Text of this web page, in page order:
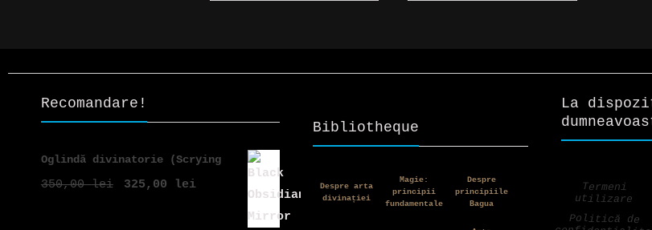
la
până
până
12,50 lei
Recomandare!
Oglindă divinatorie (Scrying
Mirror)
350,00lei
Prețul
325,00 lei
Bibliotheque
Despre arta
divinației
Magie:
principii
fundamentale
Despre
principiile
Bagua
La
Termeni
utilizare
Politică de